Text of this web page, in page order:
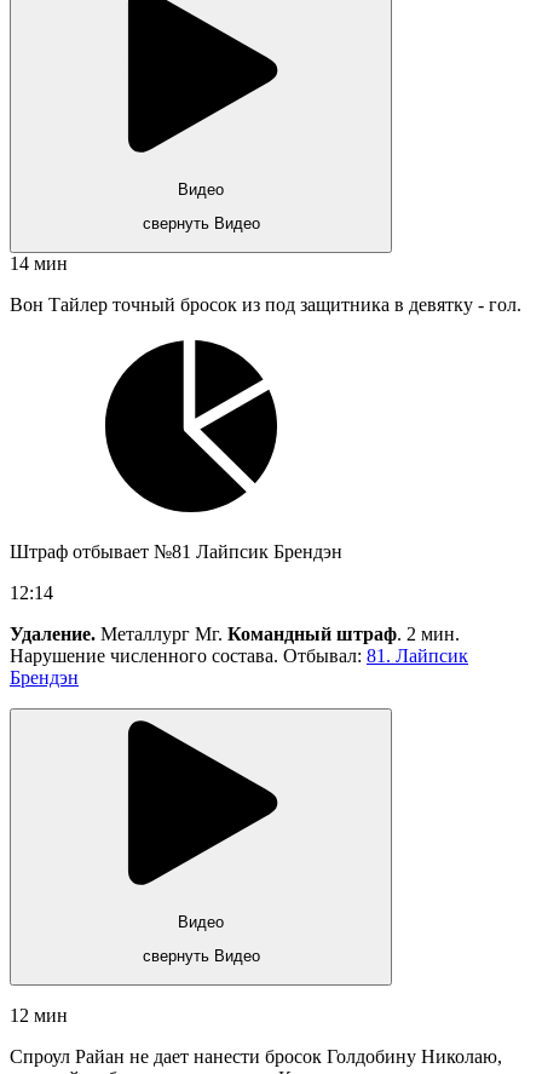
Видео
свернуть Видео
14 мин
Вон Тайлер точный бросок из под защитника в девятку - гол.
Штраф отбывает №81 Лайпсик Брендэн
12:14
Удаление. Металлург Мг. Командный штраф. 2 мин.
Нарушение численного состава. Отбывал: 81. Лайпсик
Брендэн
Видео
свернуть Видео
12 мин
Спроул Райан не дает нанести бросок Голдобину Николаю,